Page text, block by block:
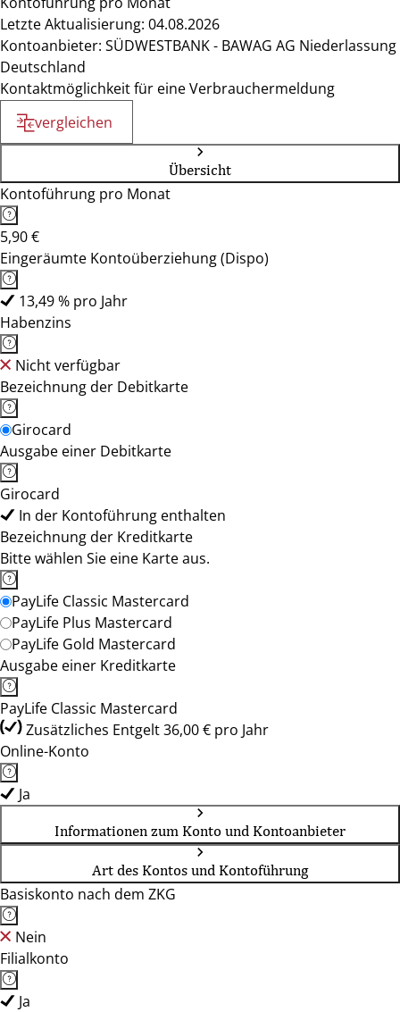
Letzte Aktualisierung: 04.08.2026
Kontoanbieter: SÜDWESTBANK - BAWAG AG Niederlassung
Deutschland
Kontaktmöglichkeit für eine Verbrauchermeldung
vergleichen
Übersicht
Kontoführung pro Monat
5,90 €
Eingeräumte Kontoüberziehung (Dispo)
13,49 % pro Jahr
Habenzins
Nicht verfügbar
Bezeichnung der Debitkarte
Girocard
Ausgabe einer Debitkarte
Girocard
In der Kontoführung enthalten
Bezeichnung der Kreditkarte
Bitte wählen Sie eine Karte aus.
PayLife Classic Mastercard
PayLife Plus Mastercard
PayLife Gold Mastercard
Ausgabe einer Kreditkarte
PayLife Classic Mastercard
Zusätzliches Entgelt 36,00 € pro Jahr
Online-Konto
Ja
Informationen zum Konto und Kontoanbieter
Art des Kontos und Kontoführung
Basiskonto nach dem ZKG
Nein
Filialkonto
Ja